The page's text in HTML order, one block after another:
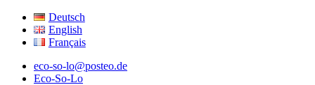
Deutsch
English
Français
eco-so-lo@posteo.de
Eco-So-Lo